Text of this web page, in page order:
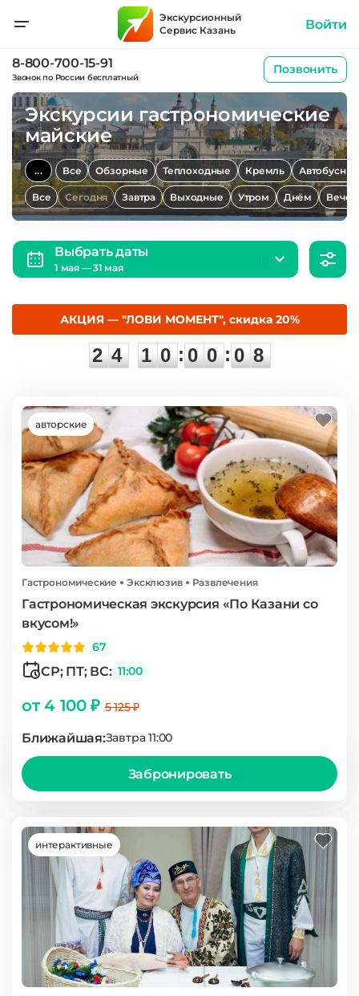
8-800-700-15-91
Звонок по России бесплатный
Позвонить
Экскурсионный
Сервис Казань
Войти
Экскурсии гастрономические
майские
... Все Обзорные Теплоходные Кремль
Все Сегодня Завтра Выходные Утром Днём
Выбрать даты
1 мая — 31 мая
АКЦИЯ — "ЛОВИ МОМЕНТ", скидка 20%
2
2
4
4
1
1
0
0 :
0
0
0
0 :
0
0 7
авторские
Гастрономические Эксклюзив Развлечения
Гастрономическая экскурсия «По Казани со
вкусом!»
67
СР; ПТ; ВС: 11:00
от 4 100 ₽5 125 ₽
Ближайшая:Завтра 11:00
Забронировать
интерактивные